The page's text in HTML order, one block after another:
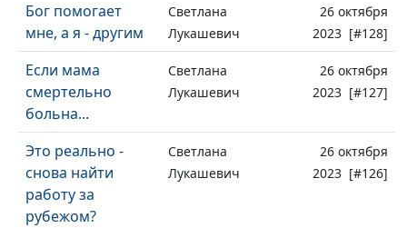
Бог помогает
мне, а я - другим
Светлана
Лукашевич
26 октября
2023 [#128]
Если мама
смертельно
больна...
Светлана
Лукашевич
26 октября
2023 [#127]
Это реально -
снова найти
работу за
рубежом?
Светлана
Лукашевич
26 октября
2023 [#126]